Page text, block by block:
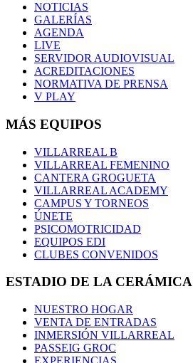
NOTICIAS
GALERÍAS
AGENDA
LIVE
SERVIDOR AUDIOVISUAL
ACREDITACIONES
NORMATIVA DE PRENSA
V PLAY
MÁS EQUIPOS
VILLARREAL B
VILLARREAL FEMENINO
CANTERA GROGUETA
VILLARREAL ACADEMY
CAMPUS Y TORNEOS
ÚNETE
PSICOMOTRICIDAD
EQUIPOS EDI
CLUBES CONVENIDOS
ESTADIO DE LA CERÁMICA
NUESTRO HOGAR
VENTA DE ENTRADAS
INMERSIÓN VILLARREAL
PASSEIG GROC
EXPERIENCIAS